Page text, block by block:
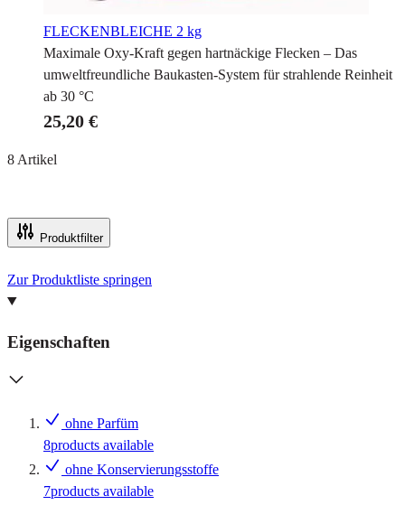
Produktfilter
Zur Produktliste springen
Eigenschaften
ohne Parfüm
8products available
ohne Konservierungsstoffe
7products available
FLECKENBLEICHE 2 kg
Maximale Oxy-Kraft gegen hartnäckige Flecken – Das
umweltfreundliche Baukasten-System für strahlende Reinheit
ab 30 °C
25,20 €
8 Artikel